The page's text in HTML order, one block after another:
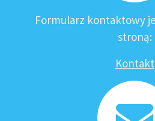
Formularz kontaktowy
stroną:
Kontakt